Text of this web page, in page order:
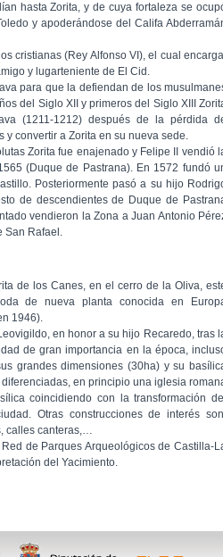
hasta Zorita, y de cuya fortaleza se
y apoderándose del Califa
cristianas (Rey Alfonso VI), el cual encarga
y lugarteniente de El Cid.
para que la defiendan de los
del Siglo XII y primeros del Siglo XIII
(1211-1212) después de la pérdida
y convertir a Zorita en su nueva sede.
Zorita fue enajenado y Felipe II vendió
(Duque de Pastrana). En 1572 fundó
Posteriormente pasó a su hijo
de descendientes de Duque de
vendieron la Zona a Juan Antonio
San Rafael.
de los Canes, en el cerro de la Oliva,
de nueva planta conocida en
1946).
en honor a su hijo Recaredo, tras
de gran importancia en la época,
grandes dimensiones (30ha) y su
en principio una iglesia
coincidiendo con la transformación del
Otras construcciones de interés
calles canteras,…
de Parques Arqueológicos de Castilla-
del Yacimiento.